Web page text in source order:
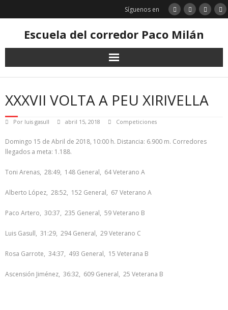
Síguenos en
Escuela del corredor Paco Milán
XXXVII VOLTA A PEU XIRIVELLA
Por luis gasull abril 15, 2018 Competiciones
Domingo 15 de Abril de 2018, 10:00 h. Distancia: 6.900 m. Corredores
llegados a meta: 1.188.
Toni Arenas, 28:49, 148 General, 64 Veterano A
Alberto López, 28:52, 152 General, 67 Veterano A
Paco Artero, 30:37, 235 General, 59 Veterano B
Luis Gasull, 31:29, 294 General, 29 Veterano C
Rosa Garrote, 34:37, 493 General, 15 Veterana B
Ascensión Jiménez, 36:32, 609 General, 25 Veterana B